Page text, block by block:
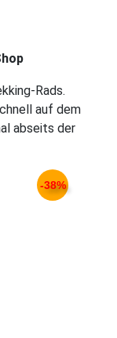
Rads.
auf dem
abseits der
-38%